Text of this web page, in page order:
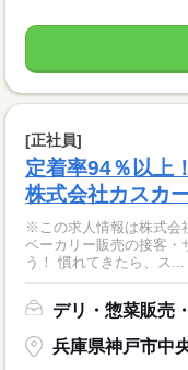
[正社員]
定着率94％以上
株式会社カスカ
※この求人情報は株式会
ベーカリー販売の接客・
う！ 慣れてきたら、ス...
デリ・惣菜販売
兵庫県神戸市中